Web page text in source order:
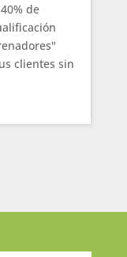
de
clientes sin